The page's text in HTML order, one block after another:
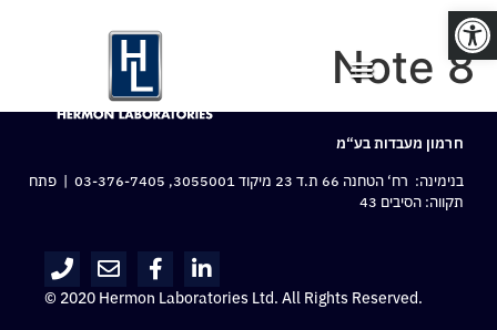
פתח סרגל נגישות
Note 8
חרמון מעבדות בע“מ
בנימינה: רח‘ הטחנה 66 ת.ד 23 מיקוד 3055001,
03-376-7405 | פתח
תקווה: הסיבים 43
© 2020 Hermon Laboratories Ltd. All Rights Reserved.